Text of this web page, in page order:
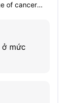
of cancer
directed
SLS009, a
9
Center
ở mức